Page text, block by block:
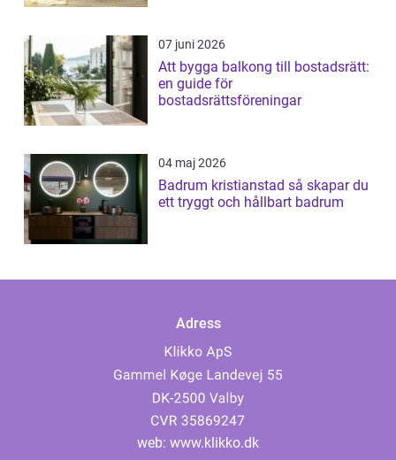
07 juni 2026
Att bygga balkong till bostadsrätt:
en guide för
bostadsrättsföreningar
04 maj 2026
Badrum kristianstad så skapar du
ett tryggt och hållbart badrum
Adress
web: www.klikko.dk